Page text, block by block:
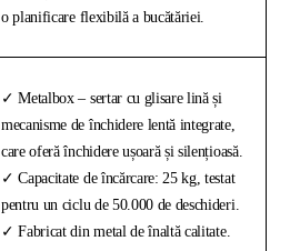
o planificare flexibilă a bucătăriei.
✓ Metalbox – sertar cu glisare lină și
mecanisme de închidere lentă integrate,
care oferă închidere ușoară și silențioasă.
✓ Capacitate de încărcare: 25 kg, testat
pentru un ciclu de 50.000 de deschideri.
✓ Fabricat din metal de înaltă calitate.